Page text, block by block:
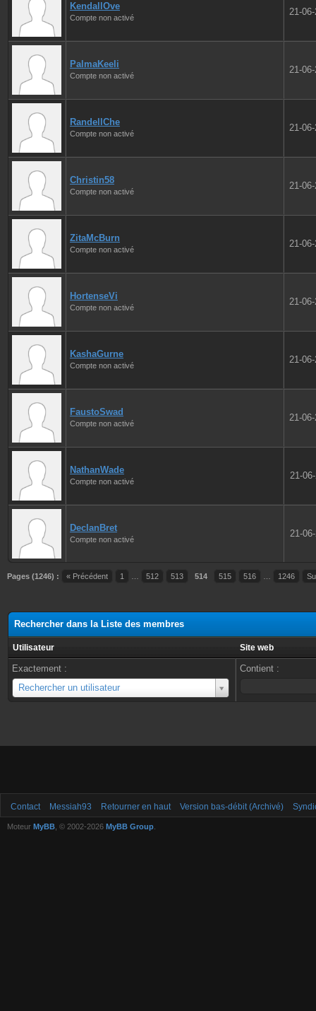
KendallOve
Compte non activé
21-
PalmaKeeli
Compte non activé
21-
RandellChe
Compte non activé
21-
Christin58
Compte non activé
21-
ZitaMcBurn
Compte non activé
21-
HortenseVi
Compte non activé
21-
KashaGurne
Compte non activé
21-
FaustoSwad
Compte non activé
21-
NathanWade
Compte non activé
21-
DeclanBret
Compte non activé
21-
Pages (1246) : « Précédent 1 512 513 514 515 516 1246
Rechercher dans la Liste des membres
Utilisateur Site web
Exactement :
Rechercher un utilisateur
Utilisateur
Contient :
Contact Messiah93 Retourner en haut Version bas-débit (Archivé)
Moteur MyBB , © 2002-2026 MyBB Group